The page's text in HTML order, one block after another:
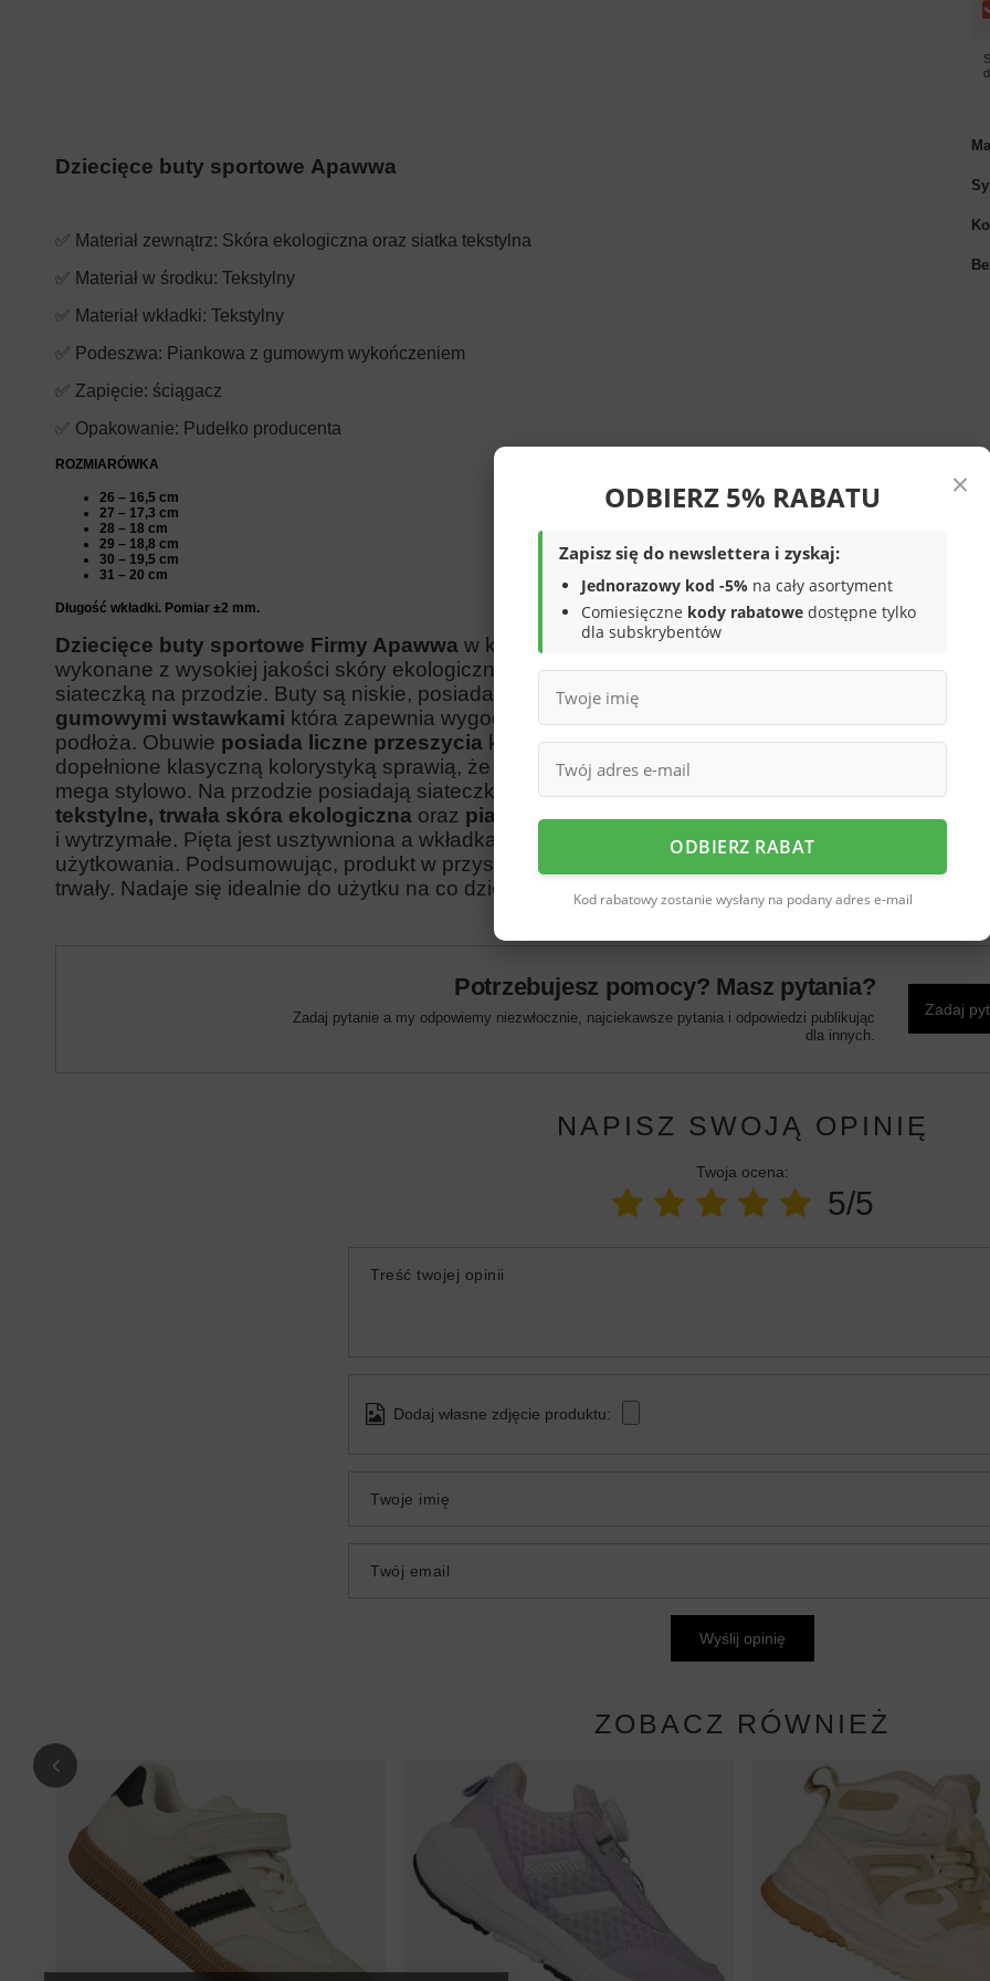
Dziecięce buty sportowe Apawwa
✅ Materiał zewnątrz: Skóra ekologiczna oraz siatka tekstylna
✅ Materiał w środku: Tekstylny
✅ Materiał wkładki: Tekstylny
✅ Podeszwa: Piankowa z gumowym wykończeniem
✅ Zapięcie: ściągacz
✅ Opakowanie: Pudełko producenta
ROZMIARÓWKA
26 – 16,5 cm
27 – 17,3 cm
28 – 18 cm
29 – 18,8 cm
30 – 19,5 cm
31 – 20 cm
Długość wkładki. Pomiar ±2 mm.
Dziecięce buty sportowe Firmy Apawwa w kolorze czarnym z białymi paskami. obuwie
wykonane z wysokiej jakości skóry ekologicznej dopełnione materiałami tekstylnymi oraz
siateczką na przodzie. Buty są niskie, posiadajalekkąpiankową podeszwę z
gumowymi wstawkami która zapewnia wygodę oraz dobrą przyczepność do
podłoża. Obuwie posiada liczne przeszycia które nadają im charakteru,
dopełnione klasyczną kolorystyką sprawią, że twoja pociecha będzie prezentowała się
mega stylowo. Na przodzie posiadają siateczkę która zapewnia wentylację.Materiały
tekstylne, trwała skóra ekologiczna oraz piankowapodeszwasprawiają, że są lekkie
i wytrzymałe. Pięta jest usztywniona a wkładka miękka co poprawia komfort
użytkowania. Podsumowując, produkt w przystępnej cenie, dobrym designie, mega
trwały. Nadaje się idealnie do użytku na co dzień.
Potrzebujesz pomocy? Masz pytania?
Zadaj pytanie a my odpowiemy niezwłocznie, najciekawsze pytania i odpowiedzi publikując
dla innych.
Zadaj
NAPISZ SWOJĄ OPINIĘ
Twoja ocena:
5/5
Treść twojej opinii
Dodaj własne zdjęcie produktu:
Twoje imię
Twój email
Wyślij opinię
ZOBACZ RÓWNIEŻ
×
ODBIERZ 5% RABATU
Zapisz się do newslettera i zyskaj:
Jednorazowy kod -5% na cały asortyment
Comiesięczne kody rabatowe dostępne tylko
dla subskrybentów
ODBIERZ RABAT
Kod rabatowy zostanie wysłany na podany adres e-mail